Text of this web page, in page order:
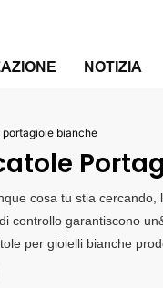
NOTIZIA
bianche
cosa tu stia
controllo garantiscono
per gioielli bianche